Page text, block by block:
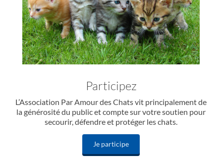
Participez
L’Association Par Amour des Chats vit principalement de
la générosité du public et compte sur votre soutien pour
secourir, défendre et protéger les chats.
Je participe